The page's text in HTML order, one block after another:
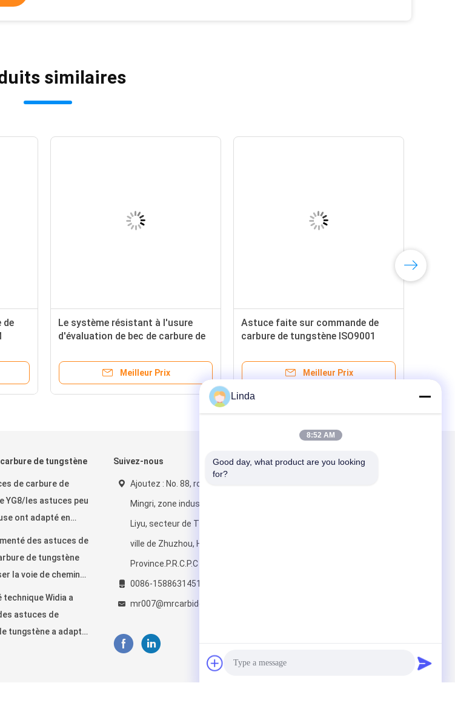
similaires
de
Le système résistant à l'usure
d'évaluation de bec de carbure de
meurent
Meilleur Prix
Astuce faite sur commande de
carbure de tungstène ISO9001
de charbon
Meilleur Prix
de tungstène
de carbure de
YG8/les astuces peu
ont adapté en
des astuces de
de tungstène
la voie de chemin
technique Widia a
astuces de
tungstène a adapté
Suivez-nous
Ajoutez : No. 88, route de
Mingri, zone industrielle de
Liyu, secteur de Tianyuan,
ville de Zhuzhou, Hunan
Province.P.R.C.P.C : 412007
0086-15886314519
mr007@mrcarbide.com
Mail nous
Linda
8:52 AM
Good day, what product are you looking
for?